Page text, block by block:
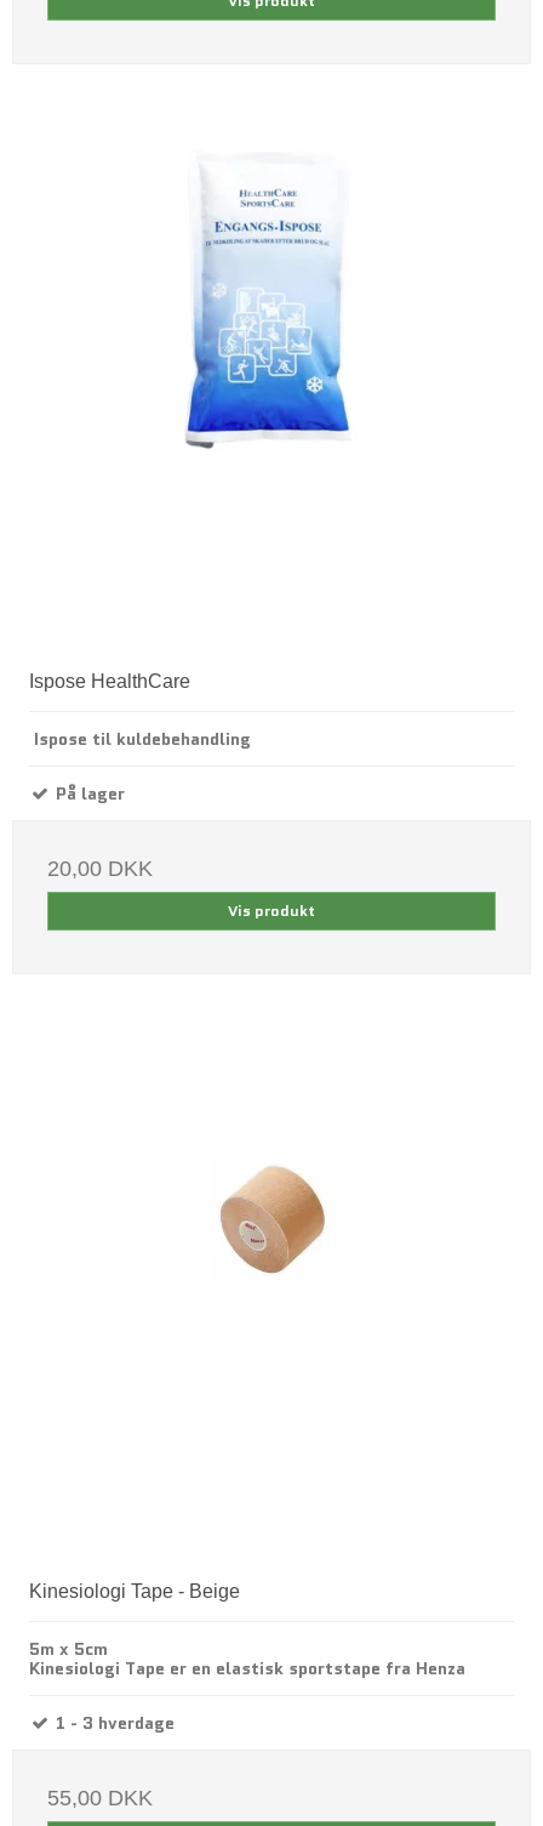
Ispose HealthCare
Ispose til kuldebehandling
På lager
20,00 DKK
Vis produkt
Kinesiologi Tape - Beige
5m x 5cm
Kinesiologi Tape er en elastisk sportstape fra Henza
1 - 3 hverdage
55,00 DKK